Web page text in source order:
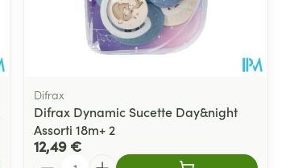
Difrax
Difrax Dynamic Sucette Day&night
Assorti 18m+ 2
12,49 €
Quantité